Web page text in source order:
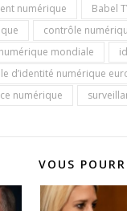
numérique Babel
contrôle
mondiale
d’identité numérique
numérique
VOUS